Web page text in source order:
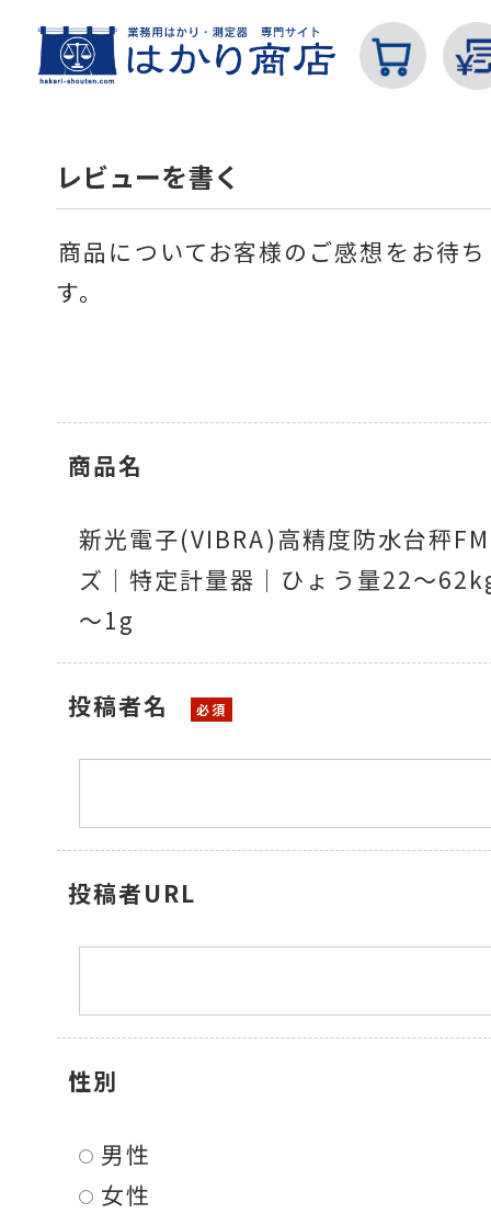
カテゴリから探す
分銅
温度計・湿度計
タイマー
濃度・環境測定
色々な計測器
レベル・勾配測定
レビューを書く
商品についてお客様のご感想をお待
す。
商品名
新光電子(VIBRA)高精度防水台秤
ズ｜特定計量器｜ひょう量22～
～1g
投稿者名
投稿者URL
性別
男性
女性